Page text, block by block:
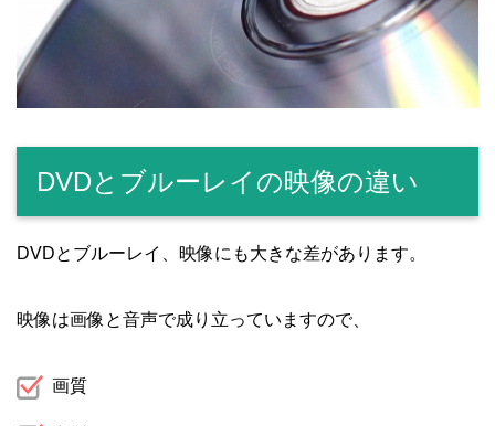
DVDとブルーレイの映像の違い
DVDとブルーレイ、映像にも大きな差があります。
映像は画像と音声で成り立っていますので、
画質